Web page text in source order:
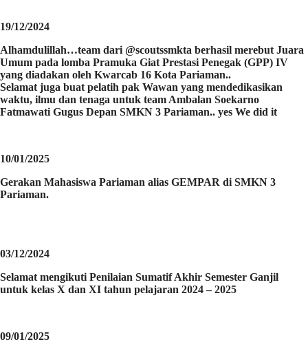
19/12/2024
Alhamdulillah…team dari @scoutssmkta berhasil merebut Juara
Umum pada lomba Pramuka Giat Prestasi Penegak (GPP) IV
yang diadakan oleh Kwarcab 16 Kota Pariaman..
Selamat juga buat pelatih pak Wawan yang mendedikasikan
waktu, ilmu dan tenaga untuk team Ambalan Soekarno
Fatmawati Gugus Depan SMKN 3 Pariaman.. yes We did it
10/01/2025
Gerakan Mahasiswa Pariaman alias GEMPAR di SMKN 3
Pariaman.
03/12/2024
Selamat mengikuti Penilaian Sumatif Akhir Semester Ganjil
untuk kelas X dan XI tahun pelajaran 2024 – 2025
09/01/2025